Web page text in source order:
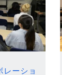
レーショ